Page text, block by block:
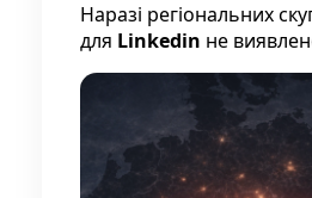
Наразі регіональних
для Linkedin не